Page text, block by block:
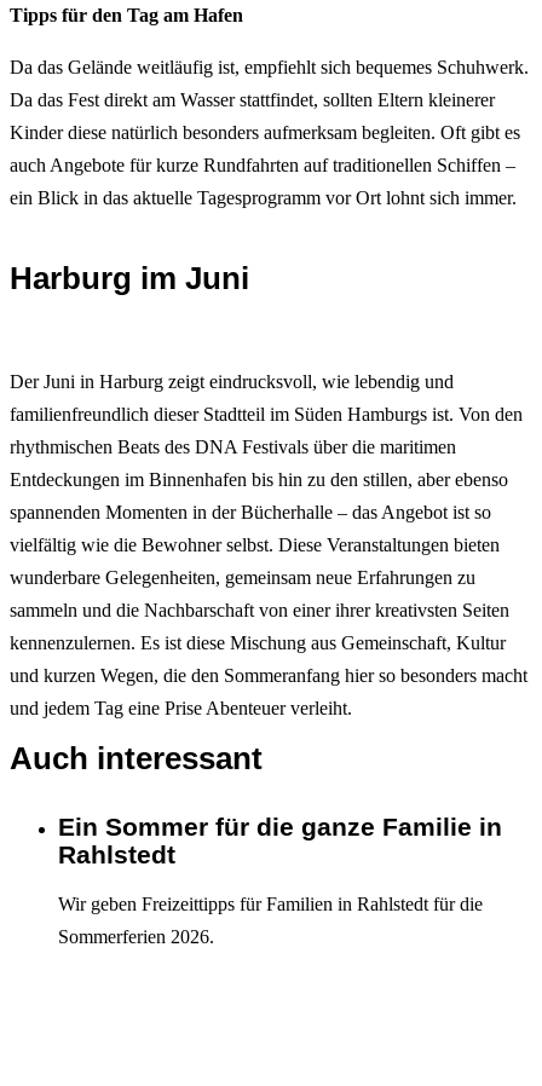
Tipps für den Tag am Hafen
Da das Gelände weitläufig ist, empfiehlt sich bequemes Schuhwerk.
Da das Fest direkt am Wasser stattfindet, sollten Eltern kleinerer
Kinder diese natürlich besonders aufmerksam begleiten. Oft gibt es
auch Angebote für kurze Rundfahrten auf traditionellen Schiffen –
ein Blick in das aktuelle Tagesprogramm vor Ort lohnt sich immer.
Harburg im Juni
Der Juni in Harburg zeigt eindrucksvoll, wie lebendig und
familienfreundlich dieser Stadtteil im Süden Hamburgs ist. Von den
rhythmischen Beats des DNA Festivals über die maritimen
Entdeckungen im Binnenhafen bis hin zu den stillen, aber ebenso
spannenden Momenten in der Bücherhalle – das Angebot ist so
vielfältig wie die Bewohner selbst. Diese Veranstaltungen bieten
wunderbare Gelegenheiten, gemeinsam neue Erfahrungen zu
sammeln und die Nachbarschaft von einer ihrer kreativsten Seiten
kennenzulernen. Es ist diese Mischung aus Gemeinschaft, Kultur
und kurzen Wegen, die den Sommeranfang hier so besonders macht
und jedem Tag eine Prise Abenteuer verleiht.
Auch interessant
Interagieren
Ein Sommer für die ganze Familie in
Rahlstedt
Wir geben Freizeittipps für Familien in Rahlstedt für die
Sommerferien 2026.